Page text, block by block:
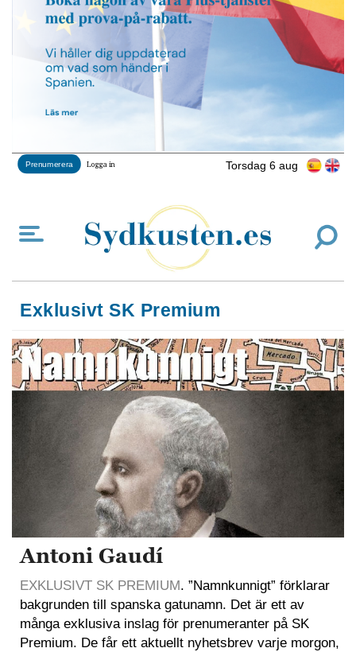
Torsdag 6 aug
Prenumerera Logga in
Exklusivt SK Premium
Antoni Gaudí
EXKLUSIVT SK PREMIUM. ”Namnkunnigt” förklarar
bakgrunden till spanska gatunamn. Det är ett av
många exklusiva inslag för prenumeranter på SK
Premium. De får ett aktuellt nyhetsbrev varje morgon,